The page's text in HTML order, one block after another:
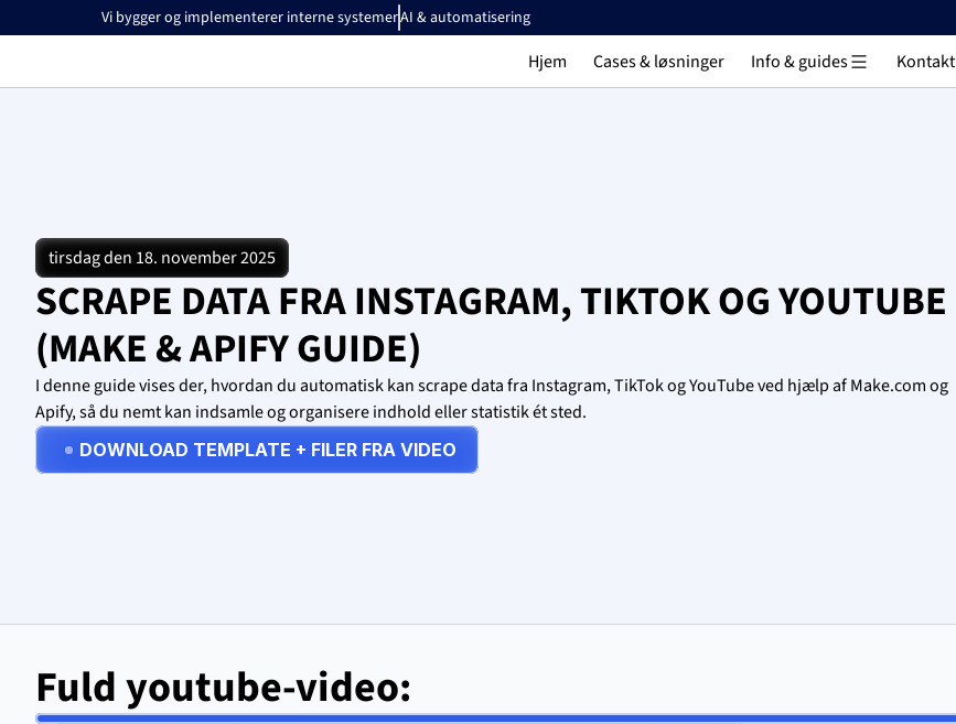
Vi bygger og implementerer interne systemerAI & automatisering
Hjem Cases & løsninger Info & guides Kontakt
tirsdag den 18. november 2025
SCRAPE DATA FRA INSTAGRAM, TIKTOK OG YOUTUBE
(MAKE & APIFY GUIDE)
I denne guide vises der, hvordan du automatisk kan scrape data fra Instagram, TikTok og YouTube ved hjælp af Make.com og
Apify, så du nemt kan indsamle og organisere indhold eller statistik ét sted.
DOWNLOAD TEMPLATE + FILER FRA VIDEO
Fuld youtube-video: